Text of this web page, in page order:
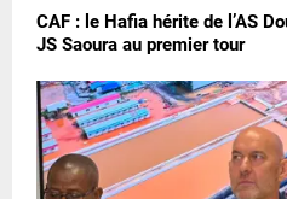
CAF : le Hafia hérite de l’AS
JS Saoura au premier tour